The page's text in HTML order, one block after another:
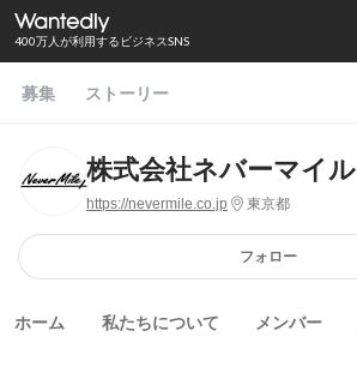
400万人が利用するビジネスSNS
募集 ストーリー
株式会社ネバーマイル
https://nevermile.co.jp 東京都
フォロー
ホーム 私たちについて メンバー